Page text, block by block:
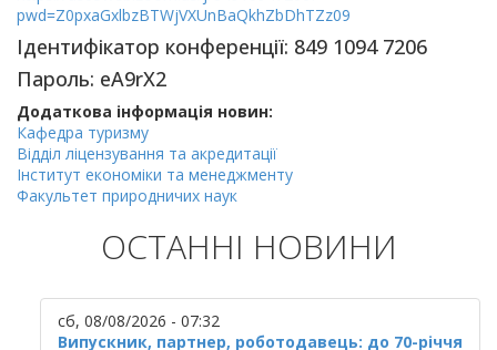
pwd=Z0pxaGxlbzBTWjVXUnBaQkhZbDhTZz09
Ідентифікатор конференції: 849 1094 7206
Пароль: eA9rX2
Додаткова інформація новин:
Кафедра туризму
Відділ ліцензування та акредитації
Інститут економіки та менеджменту
Факультет природничих наук
ОСТАННІ НОВИНИ
сб, 08/08/2026 - 07:32
Випускник, партнер, роботодавець: до 70-річчя